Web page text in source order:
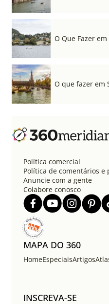
O Que Fazer
O que fazer em
Política comercial
Política de comentários e
Anuncie com a gente
Colabore conosco
MAPA DO 360
HomeEspeciaisArtigos
INSCREVA-SE